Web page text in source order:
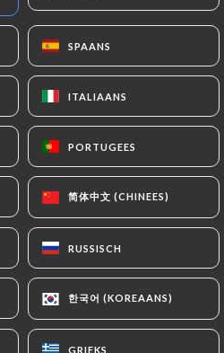
SPAANS
ITALIAANS
PORTUGEES
简体中文 (CHINEES)
RUSSISCH
한국어 (KOREAANS)
GRIEKS
Catherine
zijn wij?
SPAANS
ITALIAANS
PORTUGEES
简体中文 (CHINEES)
RUSSISCH
한국어 (KOREAANS)
GRIEKS